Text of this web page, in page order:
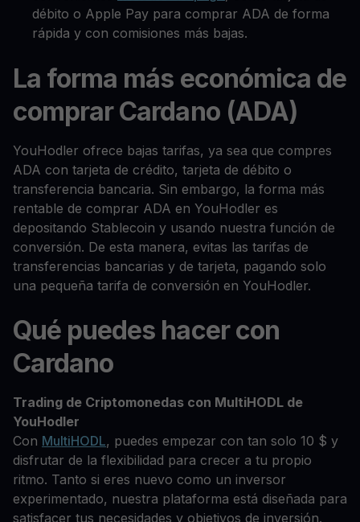
débito o Apple Pay para comprar ADA de forma
rápida y con comisiones más bajas.
La forma más económica de
comprar Cardano (ADA)
YouHodler ofrece bajas tarifas, ya sea que compres
ADA con tarjeta de crédito, tarjeta de débito o
transferencia bancaria. Sin embargo, la forma más
rentable de comprar ADA en YouHodler es
depositando Stablecoin y usando nuestra función de
conversión. De esta manera, evitas las tarifas de
transferencias bancarias y de tarjeta, pagando solo
una pequeña tarifa de conversión en YouHodler.
Qué puedes hacer con
Cardano
Trading de Criptomonedas con MultiHODL de
YouHodler
Con MultiHODL, puedes empezar con tan solo 10 $ y
disfrutar de la flexibilidad para crecer a tu propio
ritmo. Tanto si eres nuevo como un inversor
experimentado, nuestra plataforma está diseñada para
satisfacer tus necesidades y objetivos de inversión.